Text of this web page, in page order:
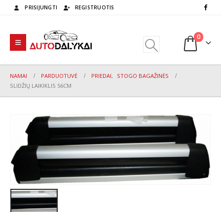
PRISIJUNGTI REGISTRUOTIS
0
NAMAI PARDUOTUVĖ PRIEDAI,
STOGO BAGAŽINĖS
SLIDŽIŲ LAIKIKLIS 56CM